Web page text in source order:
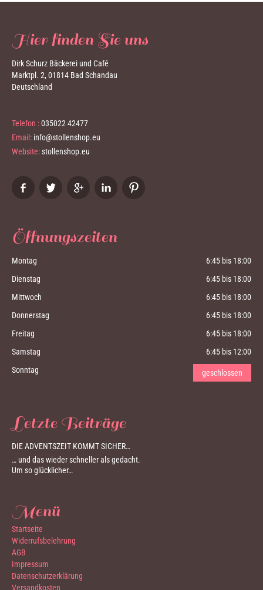
Hier finden Sie uns
Dirk Schurz Bäckerei und Café
Marktpl. 2, 01814 Bad Schandau
Deutschland
Telefon :035022 42477
Email: info@stollenshop.eu
Website:stollenshop.eu
Öffnungszeiten
Montag
6:45 bis 18:00
Dienstag
6:45 bis 18:00
Mittwoch
6:45 bis 18:00
Donnerstag
6:45 bis 18:00
Freitag
6:45 bis 18:00
Samstag
6:45 bis 12:00
Sonntag
geschlossen
Letzte Beiträge
DIE ADVENTSZEIT KOMMT SICHER…
… und das wieder schneller als gedacht.
Um so glücklicher…
Menü
Startseite
Widerrufsbelehrung
AGB
Impressum
Datenschutzerklärung
Versandkosten